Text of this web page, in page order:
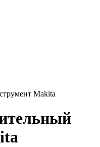
Makita